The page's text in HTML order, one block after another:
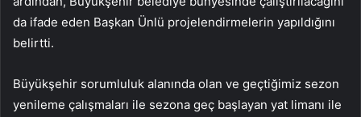
da ifade eden Başkan Ünlü projelendirmelerin yapıldığını
belirtti.
Büyükşehir sorumluluk alanında olan ve geçtiğimiz sezon
yenileme çalışmaları ile sezona geç başlayan yat limanı ile